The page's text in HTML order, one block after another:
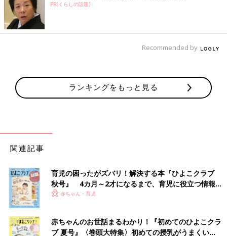
PR(くらしの話題)
Recommended by
ランキングをもっと見る
関連記事
育児の困ったがズバリ！解決する本『ひよこクラブ
秋号』 4カ月～2才になるまで、育児に役立つ情報が
いっぱい！
赤ちゃん・育児
赤ちゃんのお世話まるわかり！『初めてのひよこクラ
ブ 夏号』〈巻頭大特集〉初めての授乳がうまくい